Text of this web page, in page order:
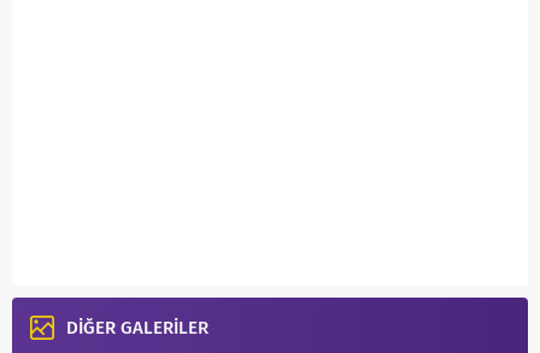
DİĞER GALERİLER